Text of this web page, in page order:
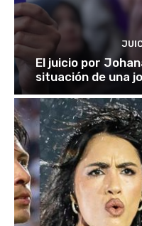
El juicio por
situación de una